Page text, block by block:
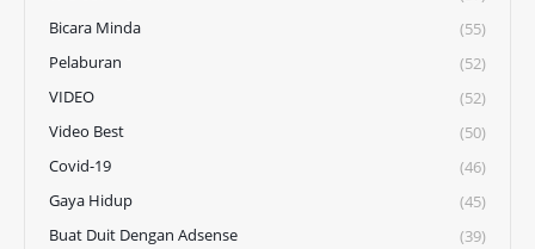
Bicara Minda
(55)
Pelaburan
(52)
VIDEO
(52)
Video Best
(50)
Covid-19
(46)
Gaya Hidup
(45)
Buat Duit Dengan Adsense
(39)